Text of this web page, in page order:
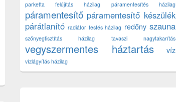
parketta felújítás házilag páramentesítés házilag
páramentesítő páramentesítő készülék
párátlanító radiátor festés házilag redőny szauna
szőnyegtisztítás házilag tavaszi nagytakarítás
vegyszermentes háztartás víz
vízlágyítás házilag